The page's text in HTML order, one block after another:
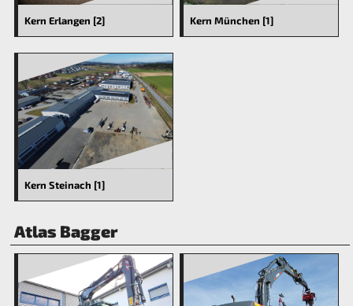
Kern Erlangen [2] Kern München [1]
Kern Steinach [1]
Atlas Bagger